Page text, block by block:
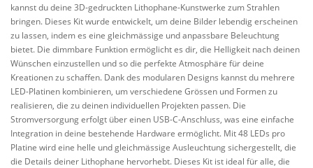
kannst du deine 3D-gedruckten Lithophane-Kunstwerke zum Strahlen
bringen. Dieses Kit wurde entwickelt, um deine Bilder lebendig erscheinen
zu lassen, indem es eine gleichmässige und anpassbare Beleuchtung
bietet. Die dimmbare Funktion ermöglicht es dir, die Helligkeit nach deinen
Wünschen einzustellen und so die perfekte Atmosphäre für deine
Kreationen zu schaffen. Dank des modularen Designs kannst du mehrere
LED-Platinen kombinieren, um verschiedene Grössen und Formen zu
realisieren, die zu deinen individuellen Projekten passen. Die
Stromversorgung erfolgt über einen USB-C-Anschluss, was eine einfache
Integration in deine bestehende Hardware ermöglicht. Mit 48 LEDs pro
Platine wird eine helle und gleichmässige Ausleuchtung sichergestellt, die
die Details deiner Lithophane hervorhebt. Dieses Kit ist ideal für alle, die